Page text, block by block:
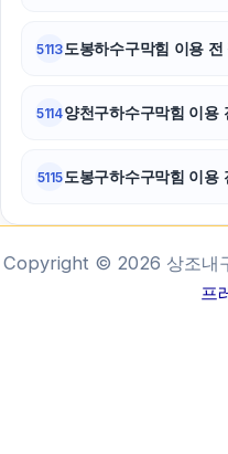
5113 도봉하수구막힘 이용
5114양천구하수구막힘 이
5115 도봉구하수구막힘 이
Copyright © 2026 상조내
프